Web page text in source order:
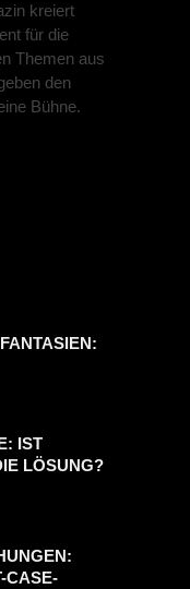
kreiert
für die
Themen aus
den
Bühne.
IST
LÖSUNG?
CASE-